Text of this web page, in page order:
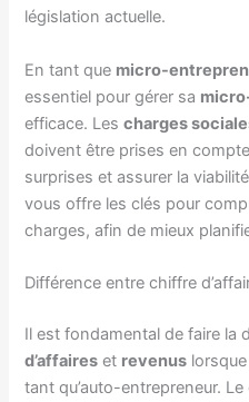
législation actuelle.
En tant que micro-
essentiel pour gérer sa
efficace. Lescharges
doivent être prises en
surprises et assurer la
vous offre les clés pour
charges, afin de mieux
Différence entre chiffre
Il est fondamental de faire la
d’affaires et revenus
tant qu’auto-entrepreneur.